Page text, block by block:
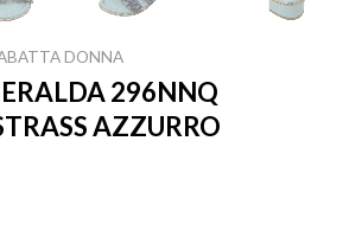
DONNA
296NNQ
AZZURRO